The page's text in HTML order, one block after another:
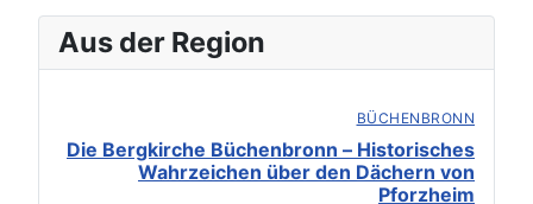
Aus der Region
BÜCHENBRONN
Die Bergkirche Büchenbronn – Historisches
Wahrzeichen über den Dächern von
Pforzheim